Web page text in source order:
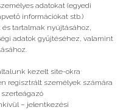
adatokat (egyedi
információkat stb.)
tartalmak nyújtásához,
adatok gyűjtéséhez, valamint
kezelt site-okra
regisztrált személyek számára
– jelentkezési
A kötelező